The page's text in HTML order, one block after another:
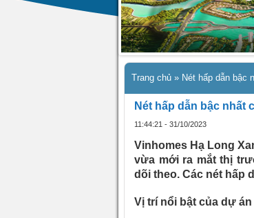
Trang chủ » Nét hấp dẫn bậc
Nét hấp dẫn bậc nhất
11:44:21 - 31/10/2023
Vinhomes Hạ Long
vừa mới ra mắt thị
dõi theo. Các nét hấp
Vị trí nổi bật của dự